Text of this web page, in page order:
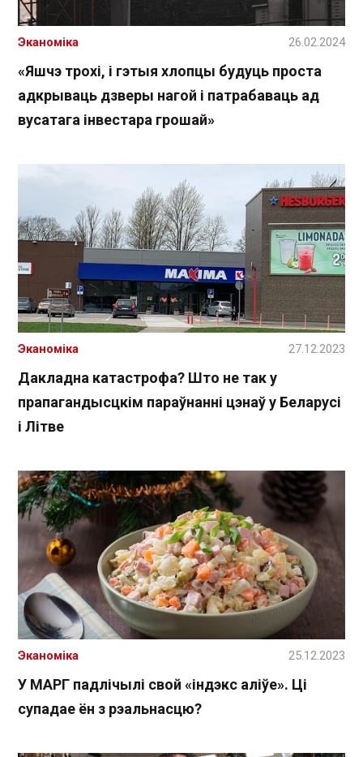
«Яшчэ трохі, і гэтыя хлопцы будуць проста
адкрываць дзверы нагой і патрабаваць ад
вусатага інвестара грошай»
Эканоміка 26.02.2024
Дакладна катастрофа? Што не так у
прапагандысцкім параўнанні цэнаў у Беларусі
і Літве
Эканоміка 27.12.2023
У МАРГ падлічылі свой «індэкс аліўе». Ці
супадае ён з рэальнасцю?
Эканоміка 25.12.2023